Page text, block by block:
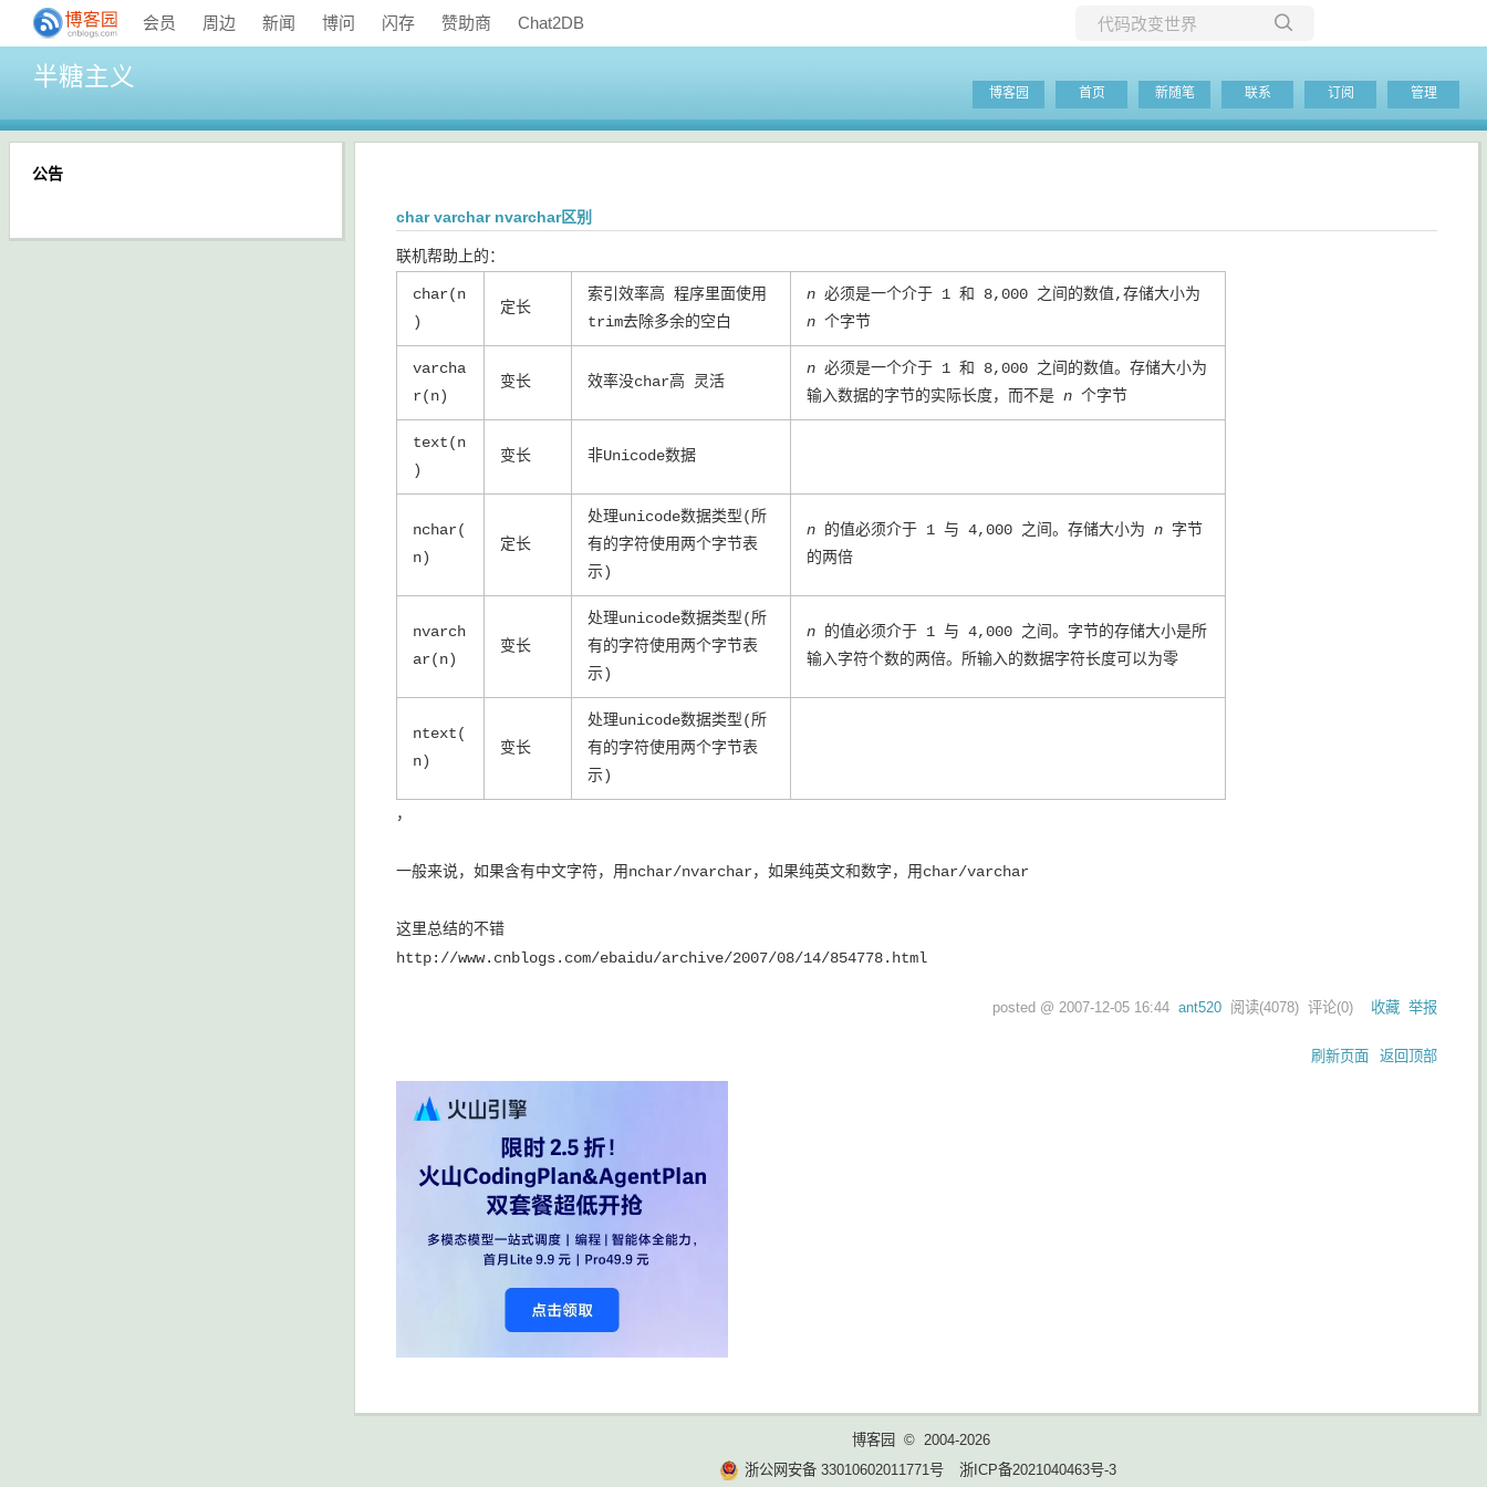
会员 周边 新闻 博问 闪存 赞助商 Chat2DB
当前博客
半糖主义
博客园 首页 新随笔 联系 订阅 管理
char varchar nvarchar区别
联机帮助上的：
char(n
)
定长
索引效率高 程序里面使用
trim去除多余的空白
n 必须是一个介于 1 和 8,000 之间的数值,存储大小为
n 个字节
varcha
r(n)
变长 效率没char高 灵活
n 必须是一个介于 1 和 8,000 之间的数值。存储大小为
输入数据的字节的实际长度，而不是 n 个字节
text(n
)
变长 非Unicode数据
nchar(
n)
定长
处理unicode数据类型(所
有的字符使用两个字节表
示)
n 的值必须介于 1 与 4,000 之间。存储大小为 n 字节
的两倍
nvarch
ar(n)
变长
处理unicode数据类型(所
有的字符使用两个字节表
示)
n 的值必须介于 1 与 4,000 之间。字节的存储大小是所
输入字符个数的两倍。所输入的数据字符长度可以为零
ntext(
n)
变长
处理unicode数据类型(所
有的字符使用两个字节表
示)
，
一般来说，如果含有中文字符，用nchar/nvarchar，如果纯英文和数字，用char/varchar
这里总结的不错
http://www.cnblogs.com/ebaidu/archive/2007/08/14/854778.html
posted @ 2007-12-05 16:44 ant520 阅读(4078) 评论(0) 收藏 举报
刷新页面 返回顶部
公告
博客园
© 2004-2026
浙公网安备 33010602011771号
浙ICP备2021040463号-3